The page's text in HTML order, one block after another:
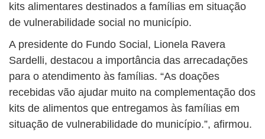
kits alimentares destinados a famílias em situação
de vulnerabilidade social no município.
A presidente do Fundo Social, Lionela Ravera
Sardelli, destacou a importância das arrecadações
para o atendimento às famílias. “As doações
recebidas vão ajudar muito na complementação dos
kits de alimentos que entregamos às famílias em
situação de vulnerabilidade do município.”, afirmou.